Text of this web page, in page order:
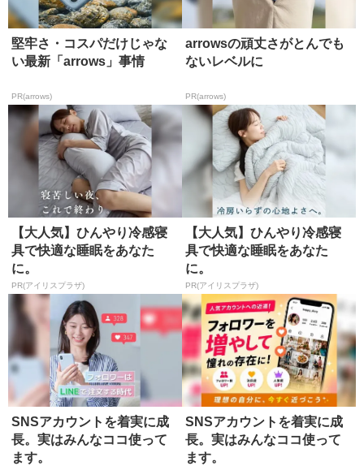
堅牢さ・コスパだけじゃな
い最新「arrows」事情
PR(arrows)
arrowsの頑丈さがとんでも
ないレベルに
PR(arrows)
【大人気】ひんやり冷感寝
具で快適な睡眠をあなた
に。
PR(アイリスプラザ)
【大人気】ひんやり冷感寝
具で快適な睡眠をあなた
に。
PR(アイリスプラザ)
SNSアカウントを着実に成
長。実はみんなココ使って
ます。
SNSアカウントを着実に成
長。実はみんなココ使って
ます。